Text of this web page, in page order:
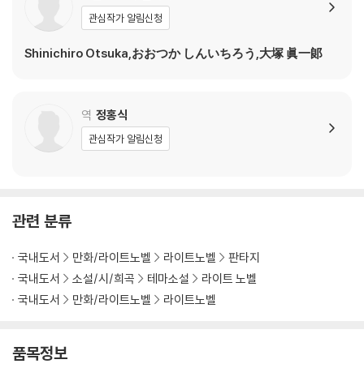
관심작가 알림신청
Shinichiro Otsuka,おおつか しんいちろう,大塚 眞一郞
역 정홍식
관심작가 알림신청
관련 분류
국내도서 만화/라이트노벨 라이트노벨
판타지
국내도서
소설/시/희곡 테마소설
라이트 노벨
국내도서
만화/라이트노벨 라이트노벨
품목정보